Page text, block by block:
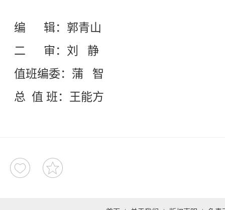
编 辑：郭青山
二 审：刘 静
值班编委：蒲 智
总 值 班：王能方